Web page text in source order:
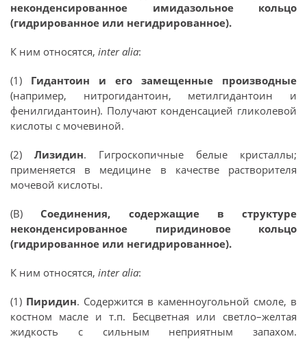
неконденсированное имидазольное кольцо
(гидрированное или негидрированное).
К ним относятся, inter alia:
(1) Гидантоин и его замещенные производные
(например, нитрогидантоин, метилгидантоин и
фенилгидантоин). Получают конденсацией гликолевой
кислоты с мочевиной.
(2) Лизидин. Гигроскопичные белые кристаллы;
применяется в медицине в качестве растворителя
мочевой кислоты.
(В) Соединения, содержащие в структуре
неконденсированное пиридиновое кольцо
(гидрированное или негидрированное).
К ним относятся, inter alia:
(1) Пиридин. Содержится в каменноугольной смоле, в
костном масле и т.п. Бесцветная или светло–желтая
жидкость с сильным неприятным запахом.